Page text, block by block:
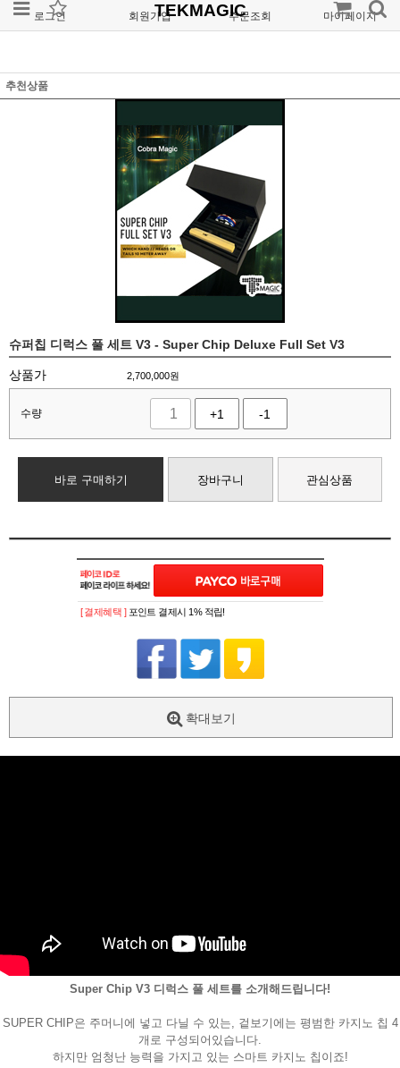
로그인 회원가입 주문조회 마이페이지
TEKMAGIC
추천상품
슈퍼칩 디럭스 풀 세트 V3 - Super Chip Deluxe Full Set V3
상품가 2,700,000원
수량 +1 -1
바로 구매하기 장바구니 관심상품
PAYCO 바로
[ 결제혜택 ] 포인트 결제시 1% 적립!
확대보기
Super Chip V3 디럭스 풀 세트를 소개해드립니다!
SUPER CHIP은 주머니에 넣고 다닐 수 있는, 겉보기에는 평범한 카지노 칩 4
개로 구성되어있습니다.
하지만 엄청난 능력을 가지고 있는 스마트 카지노 칩이죠!